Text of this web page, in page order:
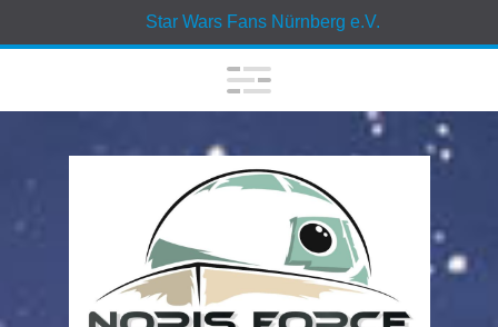
Star Wars Fans Nürnberg e.V.